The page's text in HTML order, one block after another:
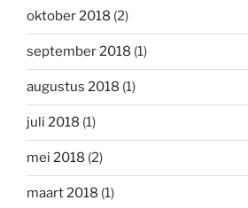
oktober 2018 (2)
september 2018 (1)
augustus 2018 (1)
juli 2018 (1)
mei 2018 (2)
maart 2018 (1)